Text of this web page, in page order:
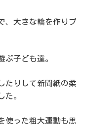
、大きな輪を作りプ
ぶ子ども達。
たりして新聞紙の柔
た。
使った粗大運動も思